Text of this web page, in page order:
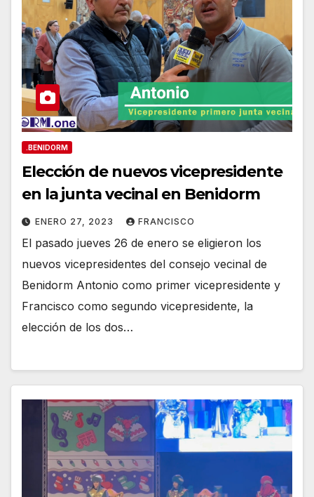
.BENIDORM
Elección de nuevos vicepresidente
en la junta vecinal en Benidorm
ENERO 27, 2023 FRANCISCO
El pasado jueves 26 de enero se eligieron los
nuevos vicepresidentes del consejo vecinal de
Benidorm Antonio como primer vicepresidente y
Francisco como segundo vicepresidente, la
elección de los dos…